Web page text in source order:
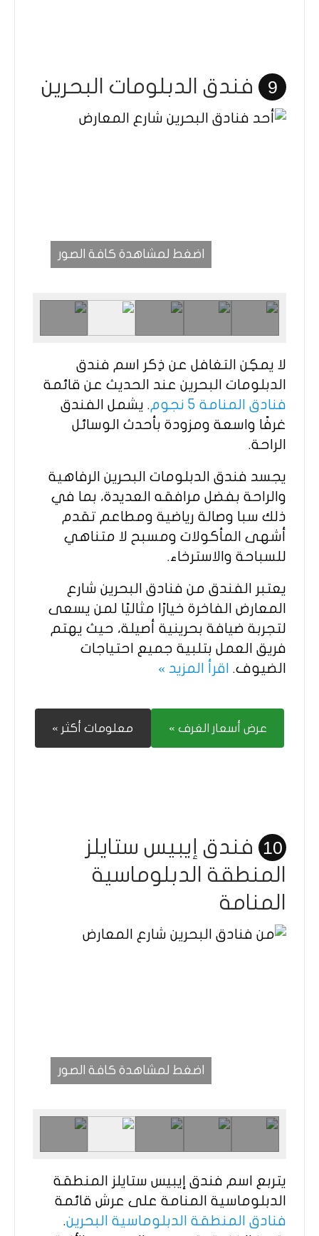
9 فندق الدبلومات البحرين
اضغط لمشاهدة كافة الصور
لا يمكِن التغافل عن ذِكر اسم فندق
الدبلومات البحرين عند الحديث عن قائمة
فنادق المنامة 5 نجوم
. يشمل الفندق
غرفًا واسعة ومزودة بأحدث الوسائل
الراحة.
يجسد فندق الدبلومات البحرين الرفاهية
والراحة بفضل مرافقه العديدة، بما في
ذلك سبا وصالة رياضية ومطاعم تقدم
أشهى المأكولات ومسبح لا متناهي
للسباحة والاسترخاء.
يعتبر الفندق من فنادق البحرين شارع
المعارض الفاخرة خيارًا مثاليًا لمن يسعى
لتجربة ضيافة بحرينية أصيلة، حيث يهتم
فريق العمل بتلبية جميع احتياجات
الضيوف. اقرأ المزيد »
عرض أسعار الغرف » معلومات أكثر »
10
فندق إيبيس ستايلز
المنطقة الدبلوماسية
المنامة
اضغط لمشاهدة كافة الصور
يتربع اسم فندق إيبيس ستايلز المنطقة
الدبلوماسية المنامة على عرش قائمة
فنادق المنطقة الدبلوماسية البحرين.